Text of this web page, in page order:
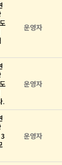
운영자
.
운영자
운영자